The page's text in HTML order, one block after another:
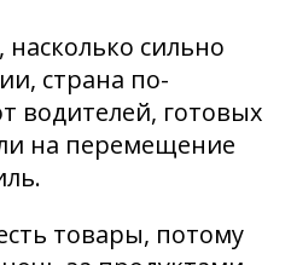
сильно
страна по-
водителей, готовых
на перемещение
товары, потому